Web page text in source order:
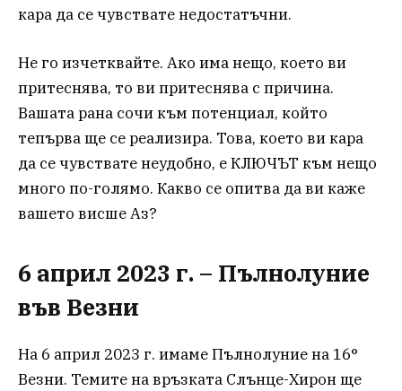
кара да се чувствате недостатъчни.
Не го изчетквайте. Ако има нещо, което ви
притеснява, то ви притеснява с причина.
Вашата рана сочи към потенциал, който
тепърва ще се реализира. Това, което ви кара
да се чувствате неудобно, е КЛЮЧЪТ към нещо
много по-голямо. Какво се опитва да ви каже
вашето висше Аз?
6 април 2023 г. – Пълнолуние
във Везни
На 6 април 2023 г. имаме Пълнолуние на 16°
Везни. Темите на връзката Слънце-Хирон ще